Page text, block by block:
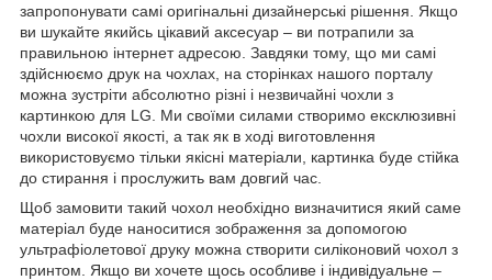
запропонувати самі оригінальні дизайнерські рішення. Якщо
ви шукайте якийсь цікавий аксесуар – ви потрапили за
правильною інтернет адресою. Завдяки тому, що ми самі
здійснюємо друк на чохлах, на сторінках нашого порталу
можна зустріти абсолютно різні і незвичайні чохли з
картинкою для LG. Ми своїми силами створимо ексклюзивні
чохли високої якості, а так як в ході виготовлення
використовуємо тільки якісні матеріали, картинка буде стійка
до стирання і прослужить вам довгий час.
Щоб замовити такий чохол необхідно визначитися який саме
матеріал буде наноситися зображення за допомогою
ультрафіолетової друку можна створити силіконовий чохол з
принтом. Якщо ви хочете щось особливе і індивідуальне –